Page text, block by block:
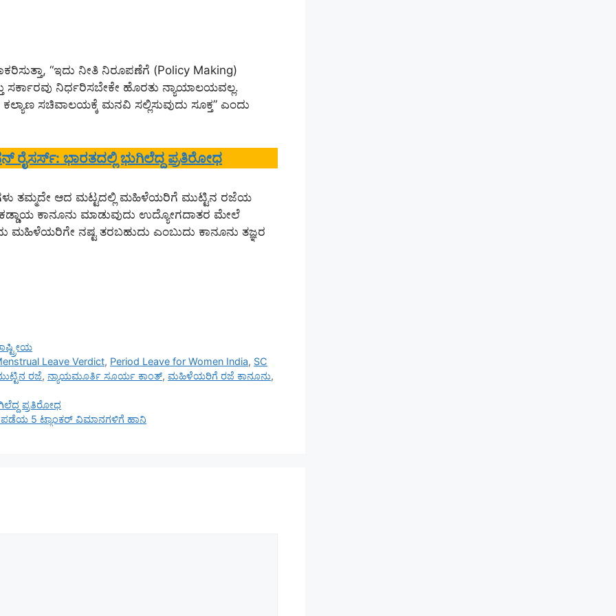
“ಇದು ನೀತಿ ನಿರೂಪಣೆಗೆ (Policy Making)
ನಿರ್ಧರಿಸಬೇಕೇ ಹೊರತು ನ್ಯಾಯಾಲಯವಲ್ಲ.
ಸಚಿವಾಲಯಕ್ಕೆ ಮನವಿ ಸಲ್ಲಿಸುವುದು ಸೂಕ್ತ” ಎಂದು
ಭಾರತದಲ್ಲಿ ಭುಗಿಲೆದ್ದ ಪ್ರತಿರೋಧ
ತಮ್ಮದೇ ಆದ ಮಟ್ಟದಲ್ಲಿ ಮಹಿಳೆಯರಿಗೆ ಮುಟ್ಟಿನ ರಜೆಯ
ಕಡ್ಡಾಯ ಕಾನೂನು ಮಾಡುವುದು ಉದ್ಯೋಗದಾತರ ಮೇಲೆ
ನಷ್ಟ ತರಬಹುದು ಎಂಬುದು ಕಾನೂನು ತಜ್ಞರ
Leave Verdict, Period Leave for Women India, SC
ರಜೆ, ನ್ಯಾಯಮೂರ್ತಿ ಸೂರ್ಯ ಕಾಂತ್, ಮಹಿಳೆಯರಿಗೆ ರಜೆ ಕಾನೂನು,
ಪ್ರತಿರೋಧ
5 ಟ್ಯಾಂಕರ್ ವಿಮಾನಗಳಿಗೆ ಹಾನಿ